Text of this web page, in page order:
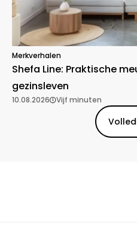
Merkverhalen
Shefa Line: Praktische
gezinsleven
10.08.2026 Vijf minuten